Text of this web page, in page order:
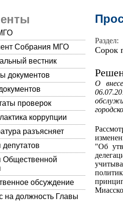
Собрания МГО
вестник
документов
проверок
коррупции
разъясняет
Общественной
обсуждение
на должность Главы
Раздел:
Сорок
О
"Об